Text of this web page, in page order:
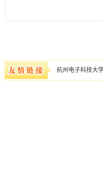
杭州电子科技大